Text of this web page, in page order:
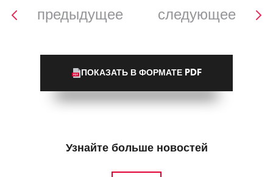
предыдущее следующее
ПОКАЗАТЬ В ФОРМАТЕ PDF
Узнайте больше новостей